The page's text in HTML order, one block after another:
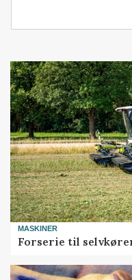
MASKINER
Forserie til